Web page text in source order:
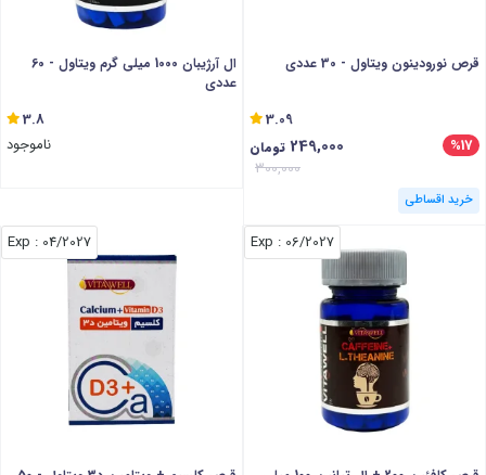
قرص نورودینون ویتاول - 30 عددی
3.09
%17
249,000 تومان
300,000
خرید اقساطی
ال آرژیبان 1000 میلی گرم ویتاول - 60
عددی
3.8
ناموجود
06/2027
: Exp
04/2027
: Exp